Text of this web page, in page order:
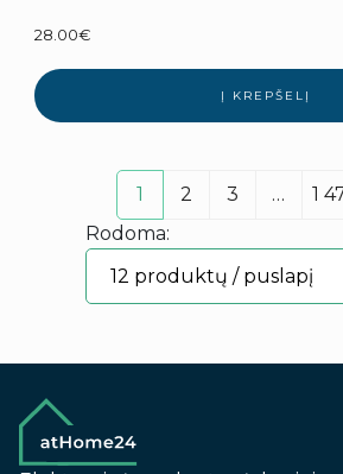
28.00€
Į KREPŠELĮ
1 2 3 … 1
Rodoma: